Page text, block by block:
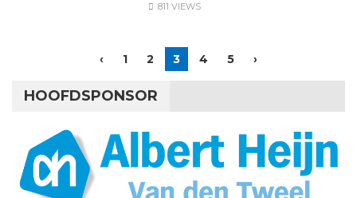
811 VIEWS
‹ 1 2 3 4 5 ›
HOOFDSPONSOR